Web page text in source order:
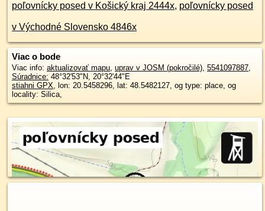
poľovnícky posed v Košický kraj 2444x, poľovnícky posed
v Východné Slovensko 4846x
Viac o bode
Viac info: aktualizovať mapu, uprav v JOSM (pokročilé), 5541097887,
Súradnice: 48°32'53"N, 20°32'44"E
stiahni GPX, lon: 20.5458296, lat: 48.5482127, og type: place, og
locality: Silica,